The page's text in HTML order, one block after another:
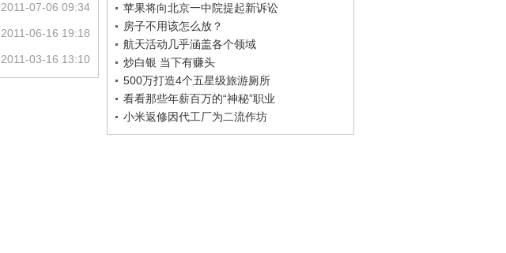
苹果将向北京一中院提起新诉讼
房子不用该怎么放？
航天活动几乎涵盖各个领域
炒白银 当下有赚头
500万打造4个五星级旅游厕所
看看那些年薪百万的“神秘”职业
小米返修因代工厂为二流作坊
2011-07-06 09:34
2011-06-16 19:18
2011-03-16 13:10